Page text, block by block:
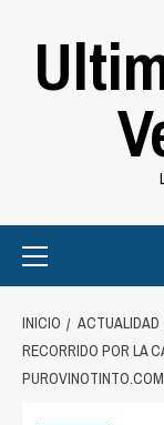
Menu
INICIO ACTUALIDAD
RECORRIDO POR LA
PUROVINOTINTO.COM